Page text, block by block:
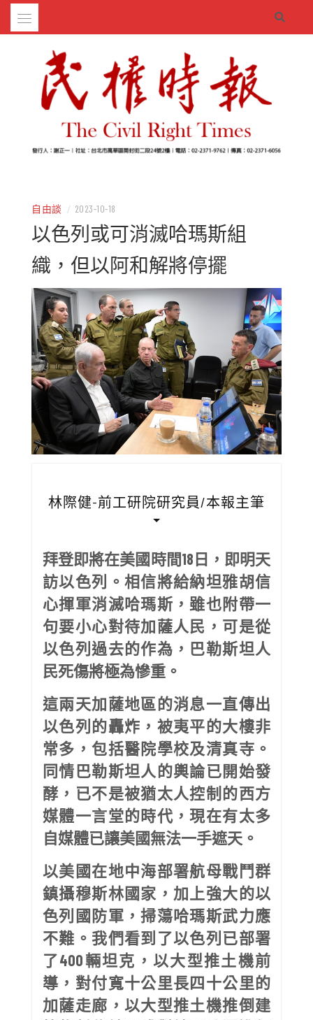
Skip
自由談 / 2023-10-18
以色列或可消滅哈瑪斯組
織，但以阿和解將停擺
林際健-前工研院研究員/本報主筆
拜登即將在美國時間18日，即明天
訪以色列。相信將給納坦雅胡信
心揮軍消滅哈瑪斯，雖也附帶一
句要小心對待加薩人民，可是從
以色列過去的作為，巴勒斯坦人
民死傷將極為慘重。
這兩天加薩地區的消息一直傳出
以色列的轟炸，被夷平的大樓非
常多，包括醫院學校及清真寺。
同情巴勒斯坦人的輿論已開始發
酵，已不是被猶太人控制的西方
媒體一言堂的時代，現在有太多
自媒體已讓美國無法一手遮天。
以美國在地中海部署航母戰鬥群
鎮攝穆斯林國家，加上強大的以
色列國防軍，掃蕩哈瑪斯武力應
不難。我們看到了以色列已部署
了400輛坦克，以大型推土機前
導，對付寬十公里長四十公里的
加薩走廊，以大型推土機推倒建